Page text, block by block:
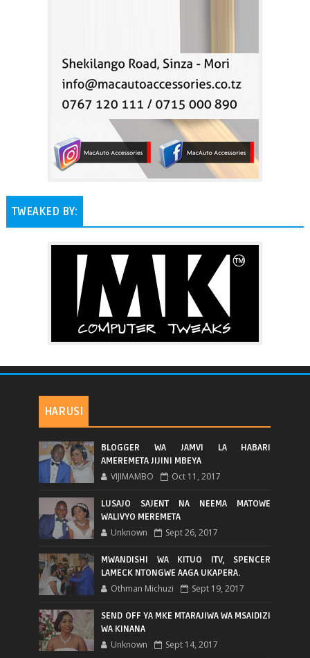
TWEAKED BY:
HARUSI
BLOGGER WA JAMVI LA HABARI
AMEREMETA JIJINI MBEYA
VIJIMAMBO Oct 11, 2017
LUSAJO SAJENT NA NEEMA MATOWE
WALIVYO MEREMETA
Unknown Sept 26, 2017
MWANDISHI WA KITUO ITV, SPENCER
LAMECK NTONGWE AAGA UKAPERA.
Othman Michuzi Sept 19, 2017
SEND OFF YA MKE MTARAJIWA WA MSAIDIZI
WA KINANA
Unknown Sept 14, 2017